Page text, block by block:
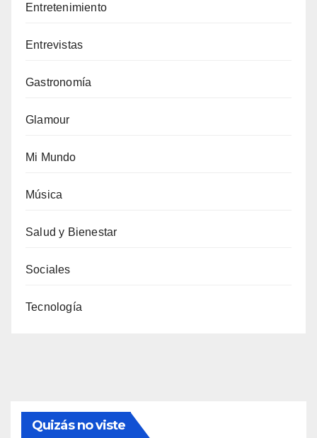
Entretenimiento
Entrevistas
Gastronomía
Glamour
Mi Mundo
Música
Salud y Bienestar
Sociales
Tecnología
Quizás no viste